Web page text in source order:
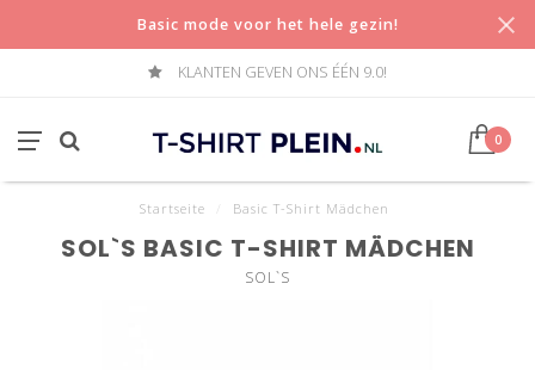
Basic mode voor het hele gezin!
KLANTEN GEVEN ONS ÉÉN 9.0!
0
Startseite Basic T-Shirt Mädchen
SOL`S BASIC T-SHIRT MÄDCHEN
SOL`S